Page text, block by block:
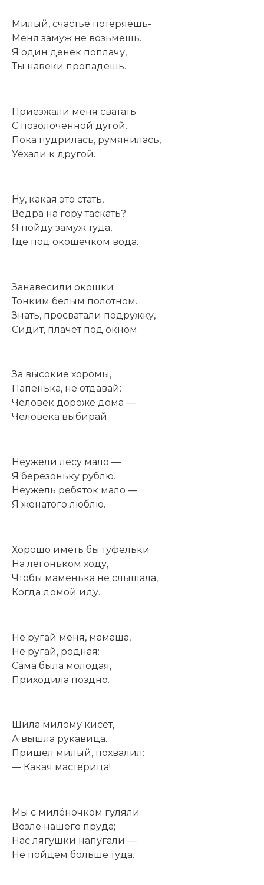
Милый, счастье потеряешь-
Меня замуж не возьмешь.
Я один денек поплачу,
Ты навеки пропадешь.
Приезжали меня сватать
С позолоченной дугой.
Пока пудрилась, румянилась,
Уехали к другой.
Ну, какая это стать,
Ведра на гору таскать?
Я пойду замуж туда,
Где под окошечком вода.
Занавесили окошки
Тонким белым полотном.
Знать, просватали подружку,
Сидит, плачет под окном.
За высокие хоромы,
Папенька, не отдавай:
Человек дороже дома —
Человека выбирай.
Неужели лесу мало —
Я березоньку рублю.
Неужель ребяток мало —
Я женатого люблю.
Хорошо иметь бы туфельки
На легоньком ходу,
Чтобы маменька не слышала,
Когда домой иду.
Не ругай меня, мамаша,
Не ругай, родная:
Сама была молодая,
Приходила поздно.
Шила милому кисет,
А вышла рукавица.
Пришел милый, похвалил:
— Какая мастерица!
Мы с милёночком гуляли
Возле нашего пруда;
Нас лягушки напугали —
Не пойдем больше туда.